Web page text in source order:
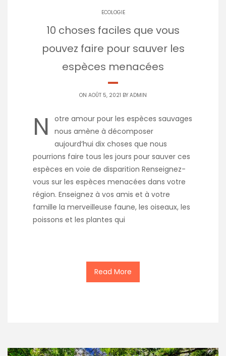
ECOLOGIE
10 choses faciles que vous
pouvez faire pour sauver les
espèces menacées
ON AOÛT 5, 2021 BY ADMIN
N
otre amour pour les espèces sauvages
nous amène à décomposer
aujourd’hui dix choses que nous
pourrions faire tous les jours pour sauver ces
espèces en voie de disparition Renseignez-
vous sur les espèces menacées dans votre
région. Enseignez à vos amis et à votre
famille la merveilleuse faune, les oiseaux, les
poissons et les plantes qui
Read More